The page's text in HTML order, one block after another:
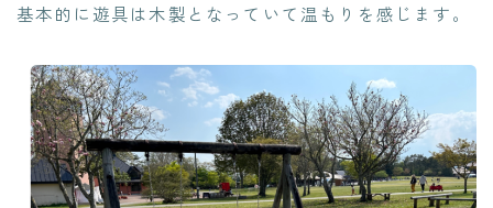
基本的に遊具は木製となっていて温もりを感じます。